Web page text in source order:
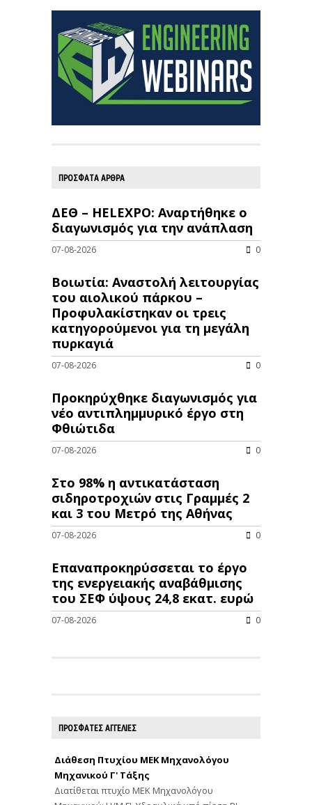
ΠΡΟΣΦΑΤΑ ΑΡΘΡΑ
ΔΕΘ – HELEXPO: Αναρτήθηκε ο
διαγωνισμός για την ανάπλαση
07-08-2026 0
Βοιωτία: Αναστολή λειτουργίας
του αιολικού πάρκου –
Προφυλακίστηκαν οι τρεις
κατηγορούμενοι για τη μεγάλη
πυρκαγιά
07-08-2026 0
Προκηρύχθηκε διαγωνισμός για
νέo αντιπλημμυρικό έργο στη
Φθιώτιδα
07-08-2026 0
Στο 98% η αντικατάσταση
σιδηροτροχιών στις Γραμμές 2
και 3 του Μετρό της Αθήνας
07-08-2026 0
Επαναπροκηρύσσεται το έργο
της ενεργειακής αναβάθμισης
του ΣΕΦ ύψους 24,8 εκατ. ευρώ
07-08-2026 0
ΠΡΟΣΦΑΤΕΣ ΑΓΓΕΛΙΕΣ
Διάθεση Πτυχίου ΜΕΚ Μηχανολόγου
Μηχανικού Γ' Τάξης
Διατίθεται πτυχίο ΜΕΚ Μηχανολόγου